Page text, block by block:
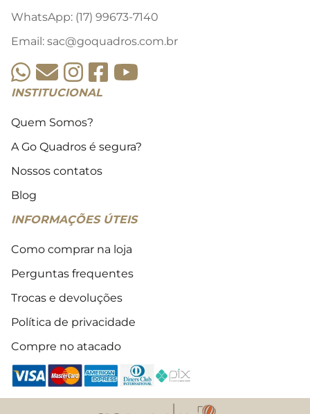
WhatsApp: (17) 99673-7140
Email: sac@goquadros.com.br
INSTITUCIONAL
Quem Somos?
A Go Quadros é segura?
Nossos contatos
Blog
INFORMAÇÕES ÚTEIS
Como comprar na loja
Perguntas frequentes
Trocas e devoluções
Política de privacidade
Compre no atacado